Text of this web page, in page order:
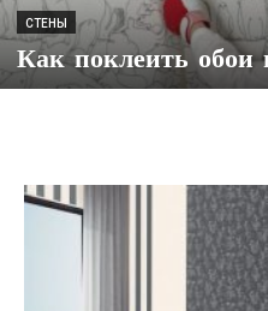
СТЕНЫ
Как поклеить обои